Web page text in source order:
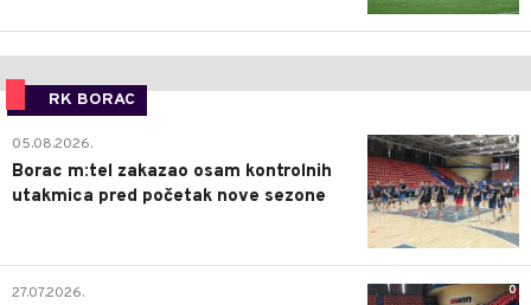
RK BORAC
0
05.08.2026.
Borac m:tel zakazao osam kontrolnih
utakmica pred početak nove sezone
0
27.07.2026.